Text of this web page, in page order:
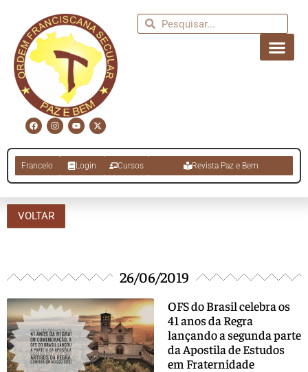
Francelo Login Cursos Revista Paz e Bem
VOLTAR
26/06/2019
OFS do Brasil celebra os
41 anos da Regra
lançando a segunda parte
da Apostila de Estudos
em Fraternidade